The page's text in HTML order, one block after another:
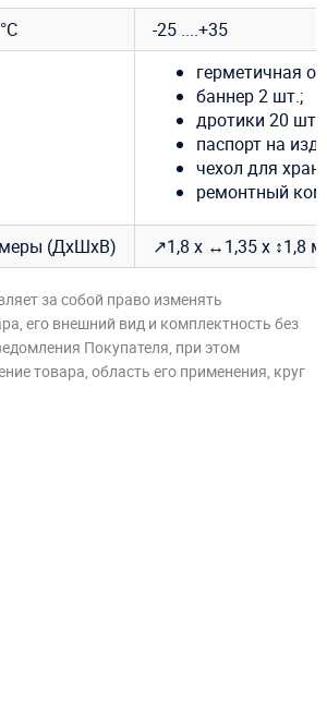
-25 ....+35
герметичная
баннер 2 шт.;
дротики 20 шт.
паспорт на
чехол для
ремонтный
(ДхШхВ) ↗1,8 х ↔1,35 х ↕1,8 м
за собой право изменять
его внешний вид и комплектность без
Покупателя, при этом
товара, область его применения, круг